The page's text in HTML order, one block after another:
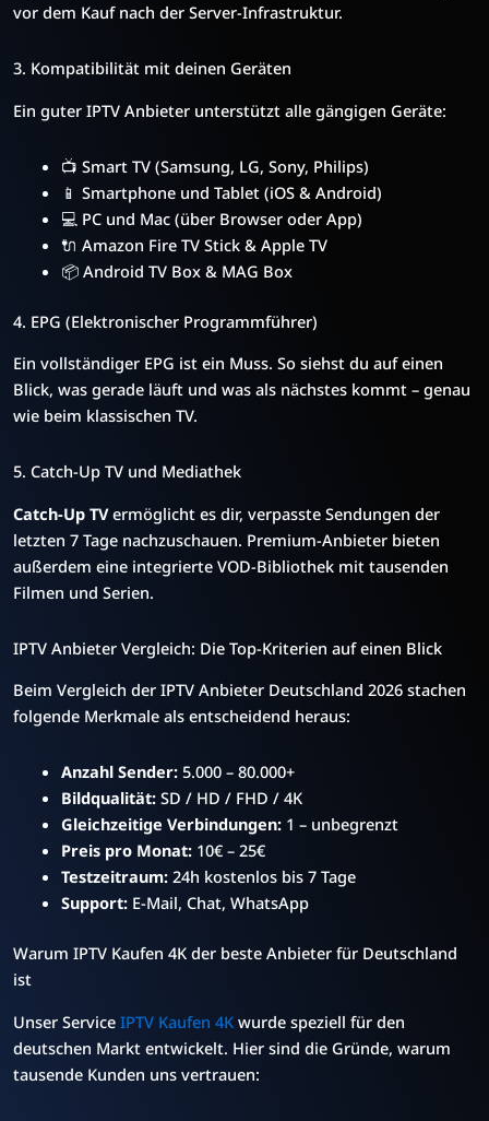
vor dem Kauf nach der Server-Infrastruktur.
3. Kompatibilität mit deinen Geräten
Ein guter IPTV Anbieter unterstützt alle gängigen Geräte:
📺 Smart TV (Samsung, LG, Sony, Philips)
📱 Smartphone und Tablet (iOS & Android)
💻 PC und Mac (über Browser oder App)
🔌 Amazon Fire TV Stick & Apple TV
📦 Android TV Box & MAG Box
4. EPG (Elektronischer Programmführer)
Ein vollständiger EPG ist ein Muss. So siehst du auf einen
Blick, was gerade läuft und was als nächstes kommt – genau
wie beim klassischen TV.
5. Catch-Up TV und Mediathek
Catch-Up TVermöglicht es dir, verpasste Sendungen der
letzten 7 Tage nachzuschauen. Premium-Anbieter bieten
außerdem eine integrierte VOD-Bibliothek mit tausenden
Filmen und Serien.
IPTV Anbieter Vergleich: Die Top-Kriterien auf einen Blick
Beim Vergleich der IPTV Anbieter Deutschland 2026 stachen
folgende Merkmale als entscheidend heraus:
Anzahl Sender:5.000 – 80.000+
Bildqualität:SD / HD / FHD / 4K
Gleichzeitige Verbindungen:1 – unbegrenzt
Preis pro Monat:10€ – 25€
Testzeitraum:24h kostenlos bis 7 Tage
Support:E-Mail, Chat, WhatsApp
Warum IPTV Kaufen 4K der beste Anbieter für Deutschland
ist
Unser Service IPTV Kaufen 4K wurde speziell für den
deutschen Markt entwickelt. Hier sind die Gründe, warum
tausende Kunden uns vertrauen: